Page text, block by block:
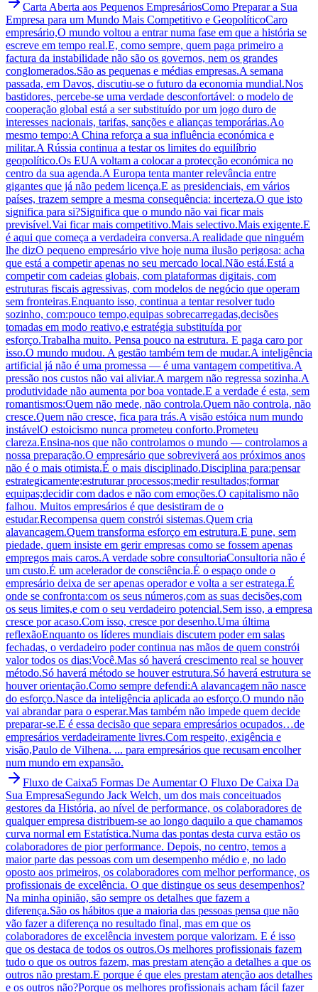
Carta Aberta aos Pequenos EmpresáriosComo Preparar a Sua
Empresa para um Mundo Mais Competitivo e GeopolíticoCaro
empresário,O mundo voltou a entrar numa fase em que a história se
escreve em tempo real.E, como sempre, quem paga primeiro a
factura da instabilidade não são os governos, nem os grandes
conglomerados.São as pequenas e médias empresas.A semana
passada, em Davos, discutiu-se o futuro da economia mundial.Nos
bastidores, percebe-se uma verdade desconfortável: o modelo de
cooperação global está a ser substituído por um jogo duro de
interesses nacionais, tarifas, sanções e alianças temporárias.Ao
mesmo tempo:A China reforça a sua influência económica e
militar.A Rússia continua a testar os limites do equilíbrio
geopolítico.Os EUA voltam a colocar a protecção económica no
centro da sua agenda.A Europa tenta manter relevância entre
gigantes que já não pedem licença.E as presidenciais, em vários
países, trazem sempre a mesma consequência: incerteza.O que isto
significa para si?Significa que o mundo não vai ficar mais
previsível.Vai ficar mais competitivo.Mais selectivo.Mais exigente.E
é aqui que começa a verdadeira conversa.A realidade que ninguém
lhe dizO pequeno empresário vive hoje numa ilusão perigosa: acha
que está a competir apenas no seu mercado local.Não está.Está a
competir com cadeias globais, com plataformas digitais, com
estruturas fiscais agressivas, com modelos de negócio que operam
sem fronteiras.Enquanto isso, continua a tentar resolver tudo
sozinho, com:pouco tempo,equipas sobrecarregadas,decisões
tomadas em modo reativo,e estratégia substituída por
esforço.Trabalha muito. Pensa pouco na estrutura. E paga caro por
isso.O mundo mudou. A gestão também tem de mudar.A inteligência
artificial já não é uma promessa — é uma vantagem competitiva.A
pressão nos custos não vai aliviar.A margem não regressa sozinha.A
produtividade não aumenta por boa vontade.E a verdade é esta, sem
romantismos:Quem não mede, não controla.Quem não controla, não
cresce.Quem não cresce, fica para trás.A visão estóica num mundo
instávelO estoicismo nunca prometeu conforto.Prometeu
clareza.Ensina-nos que não controlamos o mundo — controlamos a
nossa preparação.O empresário que sobreviverá aos próximos anos
não é o mais otimista.É o mais disciplinado.Disciplina para:pensar
estrategicamente;estruturar processos;medir resultados;formar
equipas;decidir com dados e não com emoções.O capitalismo não
falhou. Muitos empresários é que desistiram de o
estudar.Recompensa quem constrói sistemas.Quem cria
alavancagem.Quem transforma esforço em estrutura.E pune, sem
piedade, quem insiste em gerir empresas como se fossem apenas
empregos mais caros.A verdade sobre consultoriaConsultoria não é
um custo.É um acelerador de consciência.É o espaço onde o
empresário deixa de ser apenas operador e volta a ser estratega.É
onde se confronta:com os seus números,com as suas decisões,com
os seus limites,e com o seu verdadeiro potencial.Sem isso, a empresa
cresce por acaso.Com isso, cresce por desenho.Uma última
reflexãoEnquanto os líderes mundiais discutem poder em salas
fechadas, o verdadeiro poder continua nas mãos de quem constrói
valor todos os dias:Você.Mas só haverá crescimento real se houver
método.Só haverá método se houver estrutura.Só haverá estrutura se
houver orientação.Como sempre defendi:A alavancagem não nasce
do esforço.Nasce da inteligência aplicada ao esforço.O mundo não
vai abrandar para o esperar.Mas também não impede quem decide
preparar-se.E é essa decisão que separa empresários ocupados…de
empresários verdadeiramente livres.Com respeito, exigência e
visão,Paulo de Vilhena. ... para empresários que recusam encolher
num mundo em expansão.
Fluxo de Caixa5 Formas De Aumentar O Fluxo De Caixa Da
Sua EmpresaSegundo Jack Welch, um dos mais conceituados
gestores da História, ao nível de performance, os colaboradores de
qualquer empresa distribuem-se ao longo daquilo a que chamamos
curva normal em Estatística.Numa das pontas desta curva estão os
colaboradores de pior performance. Depois, no centro, temos a
maior parte das pessoas com um desempenho médio e, no lado
oposto aos primeiros, os colaboradores com melhor performance, os
profissionais de excelência. O que distingue os seus desempenhos?
Na minha opinião, são sempre os detalhes que fazem a
diferença.São os hábitos que a maioria das pessoas pensa que não
vão fazer a diferença no resultado final, mas em que os
colaboradores de excelência investem porque valorizam. E é isso
que os destaca de todos os outros.Os melhores profissionais fazem
tudo o que os outros fazem, mas prestam atenção a detalhes a que os
outros não prestam.E porque é que eles prestam atenção aos detalhes
e os outros não?Porque os melhores profissionais acham fácil fazer